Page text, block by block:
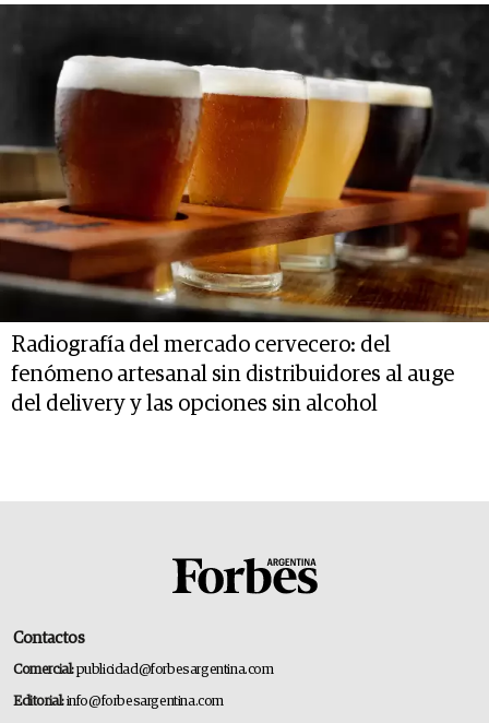
Radiografía del mercado cervecero: del
fenómeno artesanal sin distribuidores al auge
del delivery y las opciones sin alcohol
Contactos
Comercial:publicidad@forbesargentina.com
Editorial:info@forbesargentina.com